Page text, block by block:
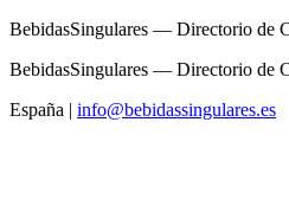
BebidasSingulares — Directorio de
BebidasSingulares — Directorio de
España | info@bebidassingulares.es